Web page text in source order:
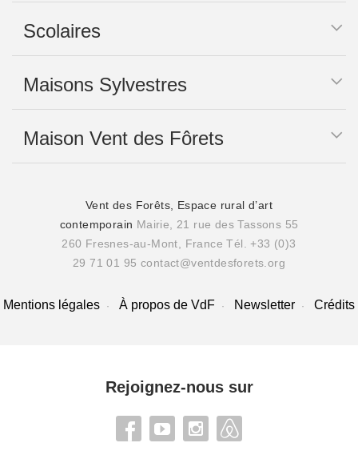
Scolaires
Maisons Sylvestres
Maison Vent des Fôrets
Vent des Forêts, Espace rural d’art
contemporain Mairie, 21 rue des Tassons 55
260 Fresnes-au-Mont, France Tél. +33 (0)3
29 71 01 95 contact@ventdesforets.org
Mentions légales À propos de VdF Newsletter Crédits
Rejoignez-nous sur